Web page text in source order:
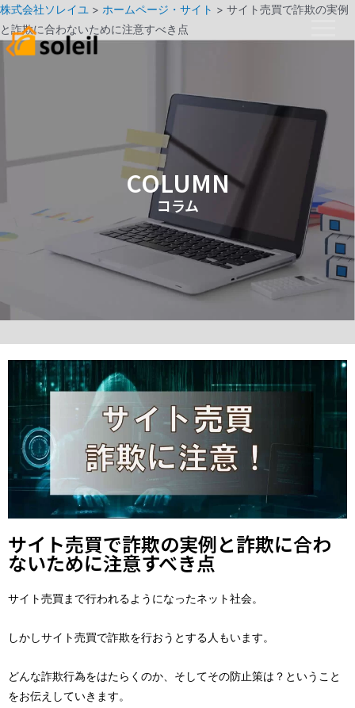
株式会社ソレイユ > ホームページ・サイト > サイト売買で詐欺の実例
と詐欺に合わないために注意すべき点
COLUMN
コラム
サイト売買で詐欺の実例と詐欺に合わ
ないために注意すべき点
サイト売買まで行われるようになったネット社会。
しかしサイト売買で詐欺を行おうとする人もいます。
どんな詐欺行為をはたらくのか、そしてその防止策は？ということ
をお伝えしていきます。